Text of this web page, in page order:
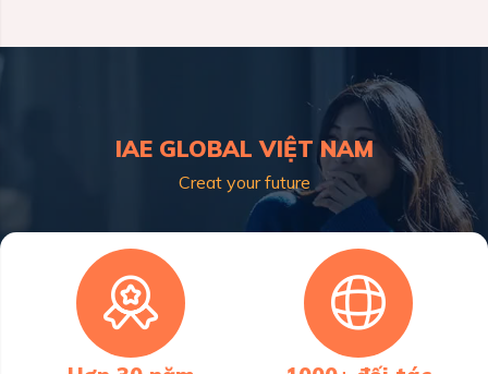
IAE GLOBAL VIỆT NAM
Creat your future